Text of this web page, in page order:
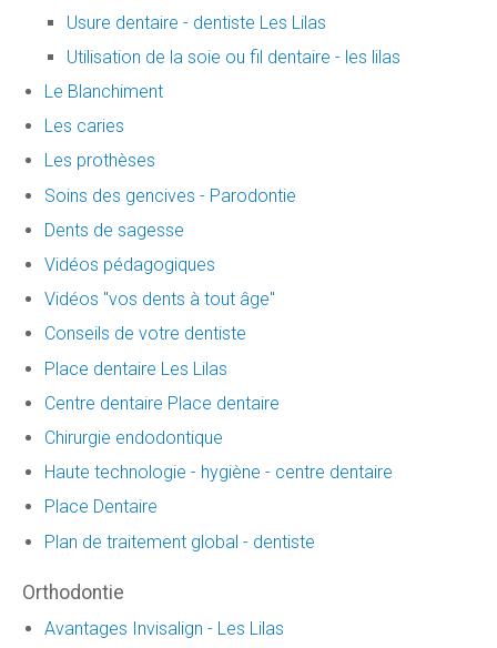
Usure dentaire - dentiste Les Lilas
Utilisation de la soie ou fil dentaire - les lilas
Le Blanchiment
Les caries
Les prothèses
Soins des gencives - Parodontie
Dents de sagesse
Vidéos pédagogiques
Vidéos "vos dents à tout âge"
Conseils de votre dentiste
Place dentaire Les Lilas
Centre dentaire Place dentaire
Chirurgie endodontique
Haute technologie - hygiène - centre dentaire
Place Dentaire
Plan de traitement global - dentiste
Orthodontie
Avantages Invisalign - Les Lilas